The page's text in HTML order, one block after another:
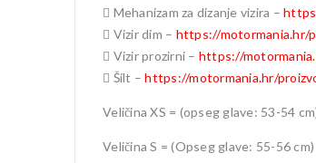
 Mehanizam za dizanje vizira –
 Vizir dim – https://motormania.hr/
 Vizir prozirni – https://
 Šilt –https://motormania.hr/
Veličina XS = (opseg glave: 53-54
Veličina S = (Opseg glave: 55-56 cm)